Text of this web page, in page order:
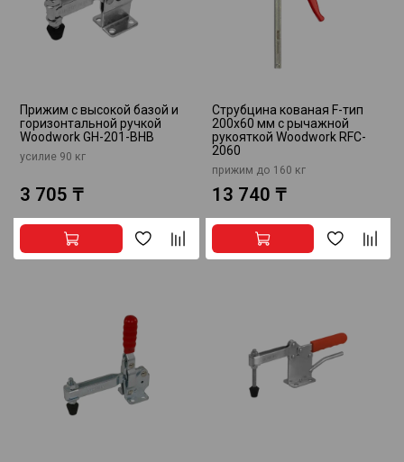
Прижим с высокой базой и
горизонтальной ручкой
Woodwork GH-201-BHB
усилие 90 кг
3 705 ₸
Струбцина кованая F-тип
200х60 мм c рычажной
рукояткой Woodwork RFC-
2060
прижим до 160 кг
13 740 ₸